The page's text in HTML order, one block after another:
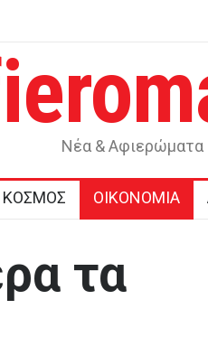
τι δείχνουν τα επιστημονικά
Νέα & Αφιερώματα
ΚΟΣΜΟΣ ΟΙΚΟΝΟΜΙΑ
τα